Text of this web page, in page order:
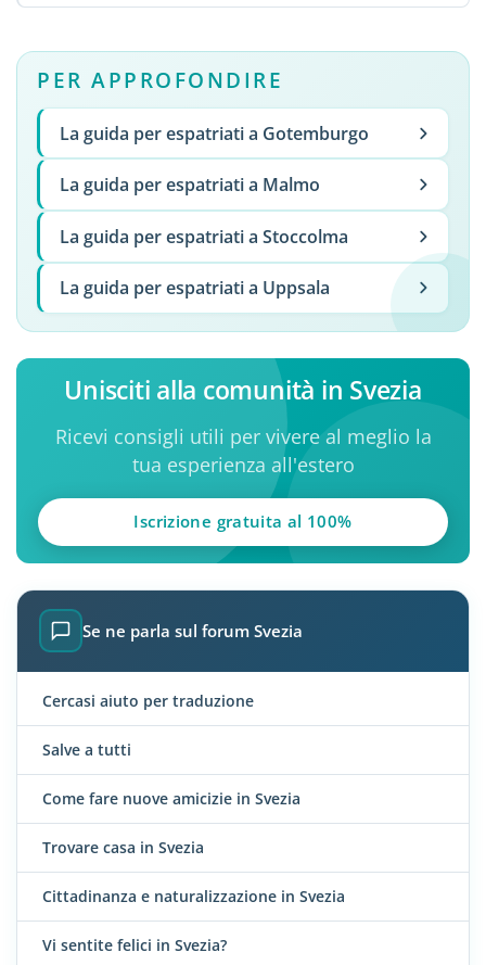
PER APPROFONDIRE
La guida per espatriati a Gotemburgo
La guida per espatriati a Malmo
La guida per espatriati a Stoccolma
La guida per espatriati a Uppsala
Unisciti alla comunità in Svezia
Ricevi consigli utili per vivere al meglio la
tua esperienza all'estero
Iscrizione gratuita al 100%
Se ne parla sul forum Svezia
Cercasi aiuto per traduzione
Salve a tutti
Come fare nuove amicizie in Svezia
Trovare casa in Svezia
Cittadinanza e naturalizzazione in Svezia
Vi sentite felici in Svezia?